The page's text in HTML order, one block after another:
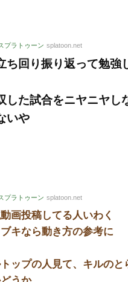
プラトゥーン splatoon.net
ち回り振り返って勉強
した試合をニヤニヤし
いや
プラトゥーン splatoon.net
画投稿してる人いわく
キなら動き方の参考に
ップの人見て、キルのと